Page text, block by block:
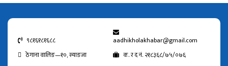
९८१६१८१६८८
aadhikholakhabar@gmail.com
ठेगाना वालिङ—१०, स्याङजा
क. र द नं. २१८३६८/७५/०७६